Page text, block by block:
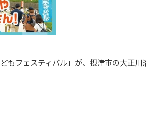
もフェスティバル」が、摂津市の大正川